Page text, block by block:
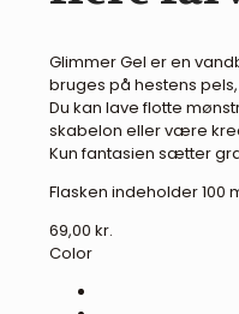
Glimmer Gel er en
bruges på hestens
Du kan lave flotte
skabelon eller være
Kun fantasien sætter
Flasken indeholder 100
69,00 kr.
Color